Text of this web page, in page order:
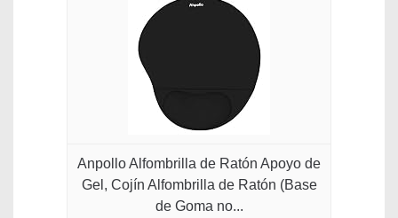
Anpollo Alfombrilla de Ratón Apoyo de
Gel, Cojín Alfombrilla de Ratón (Base
de Goma no...